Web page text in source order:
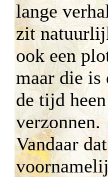
lange
zit
ook een
maar die is
de tijd heen
verzonnen.
Vandaar